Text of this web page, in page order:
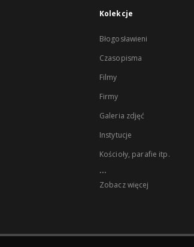
Kolekcje
Błogosławieni
Czasopisma
Filmy
Firmy
Galeria zdjęć
Instytucje
Kościoły, parafie itp.
...
Zobacz więcej